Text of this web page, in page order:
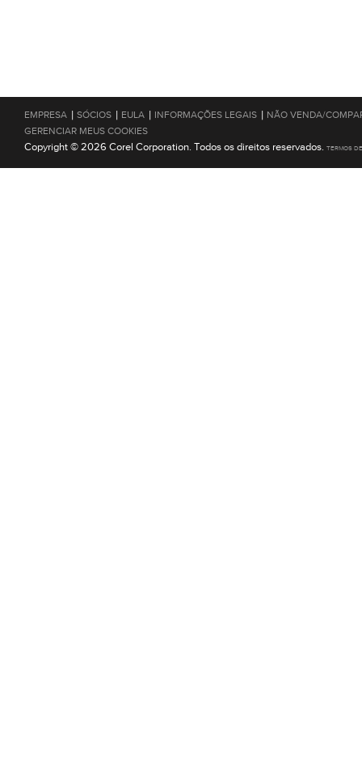
EMPRESA | SÓCIOS | EULA | INFORMAÇÕES LEGAIS | NÃO VENDA/
GERENCIAR MEUS COOKIES
Copyright © 2026 Corel Corporation. Todos os direitos reservados. TERMOS